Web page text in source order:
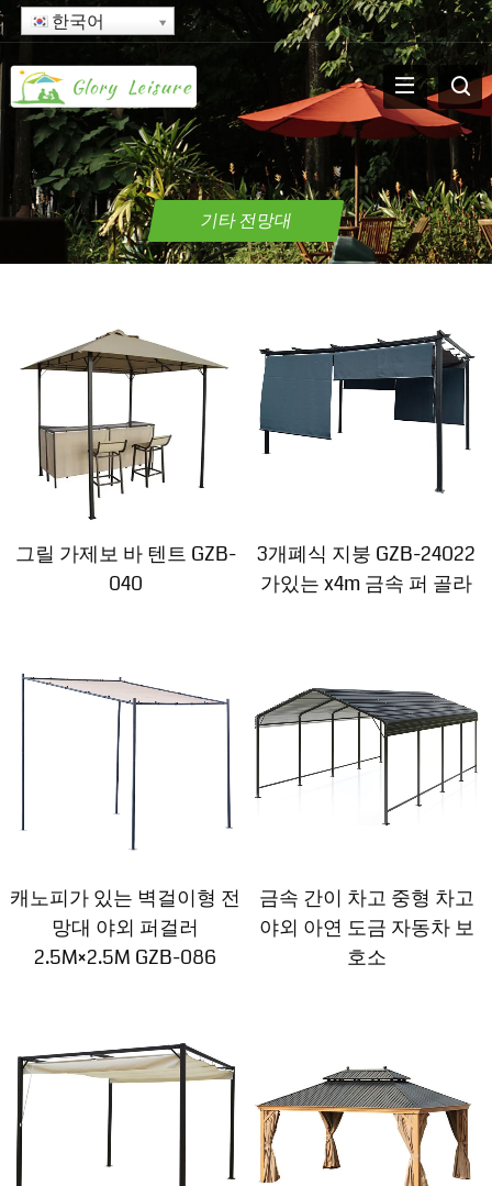
한국어
기타 전망대
그릴 가제보 바 텐트 GZB-
040
3개폐식 지붕 GZB-24022
가있는 x4m 금속 퍼 골라
캐노피가 있는 벽걸이형 전
망대 야외 퍼걸러
2.5M×2.5M GZB-086
금속 간이 차고 중형 차고
야외 아연 도금 자동차 보
호소